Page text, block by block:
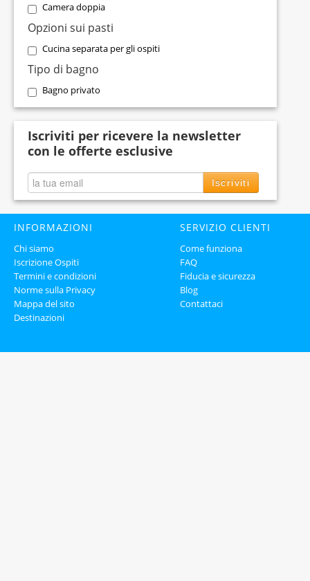
Camera doppia
Opzioni sui pasti
Cucina separata per gli ospiti
Tipo di bagno
Bagno privato
Iscriviti per ricevere la newsletter
con le offerte esclusive
Iscriviti
INFORMAZIONI
Chi siamo
Iscrizione Ospiti
Termini e condizioni
Norme sulla Privacy
Mappa del sito
Destinazioni
SERVIZIO CLIENTI
Come funziona
FAQ
Fiducia e sicurezza
Blog
Contattaci